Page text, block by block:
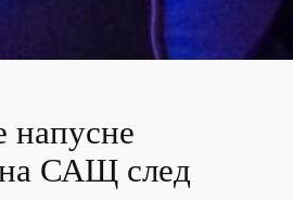
напусне
САЩ след